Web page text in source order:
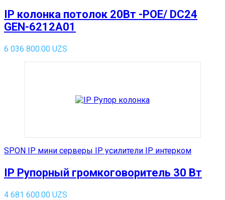
IP колонка потолок 20Вт -POE/ DC24
GEN-6212A01
6 036 800.00 UZS
SPON IP мини серверы IP усилители IP интерком
IP Рупорный громкоговоритель 30 Вт
4 681 600.00 UZS